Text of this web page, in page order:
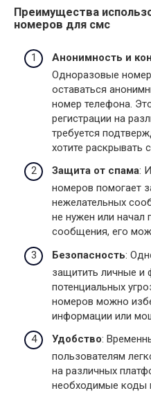
Преимущества
номеров для смс
Анонимность и
Одноразовые
оставаться
номер телефона.
регистрации на
требуется
хотите раскрывать
Защита от спама:
номеров помогает
нежелательных
не нужен или начал
сообщения, его
Безопасность:
защитить личные и
потенциальных
номеров можно
информации или
Удобство:
пользователям
на различных
необходимые коды